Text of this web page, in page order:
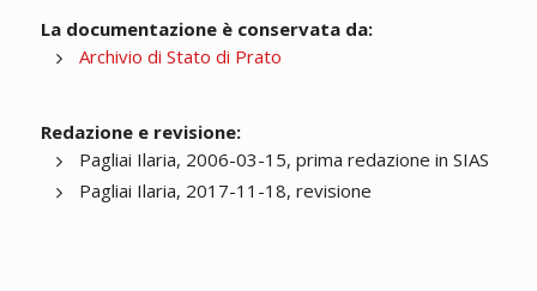
La documentazione è conservata da:
Archivio di Stato di Prato
Redazione e revisione:
Pagliai Ilaria, 2006-03-15, prima redazione in SIAS
Pagliai Ilaria, 2017-11-18, revisione